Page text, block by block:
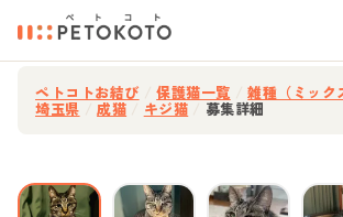
ペトコトお結び 保護猫一覧 雑種（ミック
埼玉県 成猫 キジ猫 募集詳細